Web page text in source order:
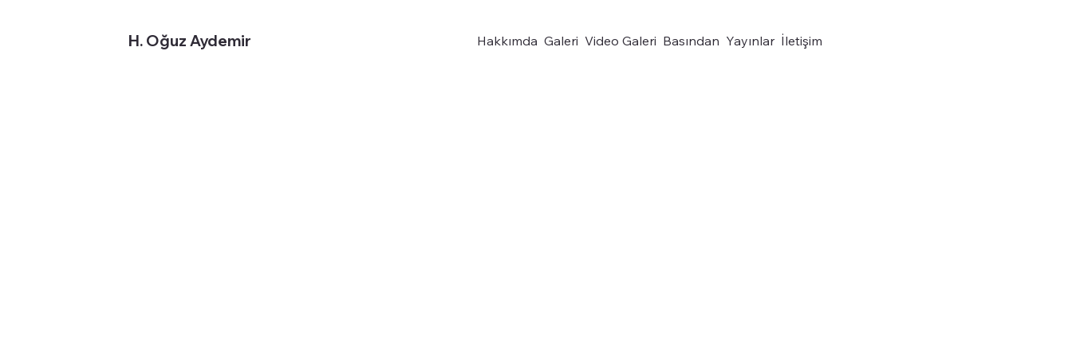
H. Oğuz Aydemir Hakkımda Galeri Video Galeri Basından Yayınlar İletişim